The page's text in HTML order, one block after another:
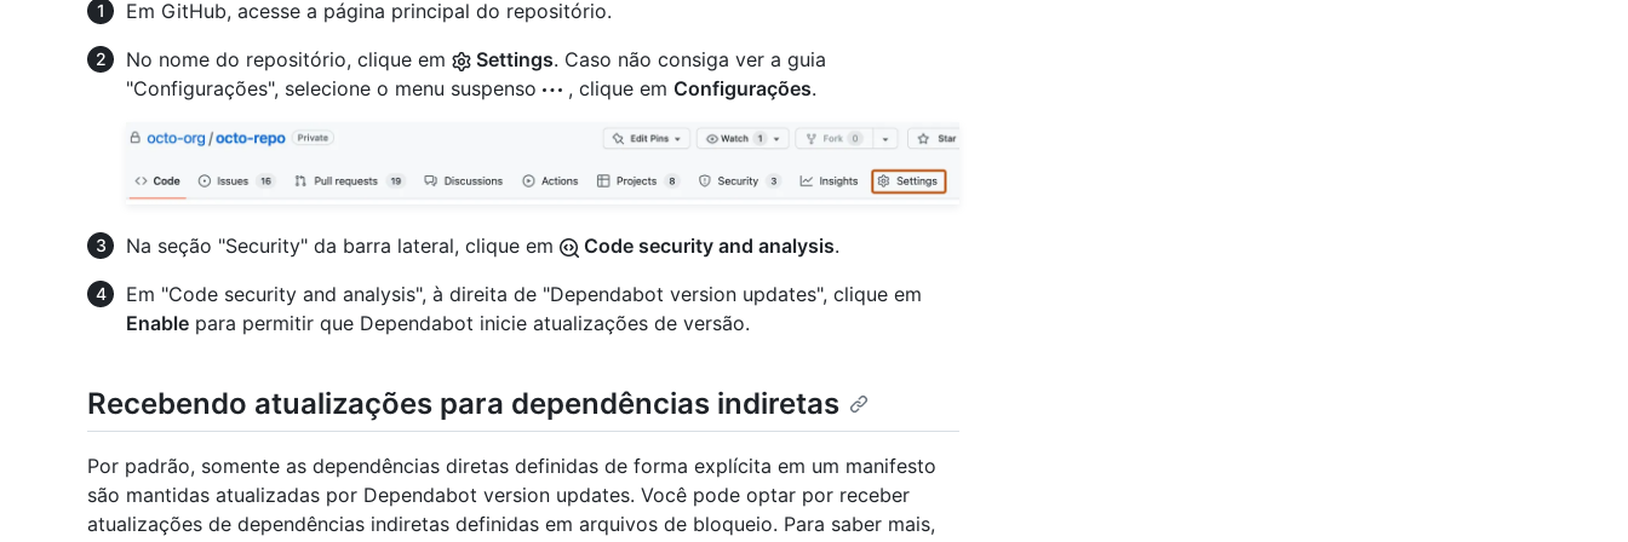
Em GitHub, acesse a página principal do repositório.
No nome do repositório, clique em
Settings. Caso não consiga ver a guia
"Configurações", selecione o menu suspenso
, clique em Configurações.
Na seção "Security" da barra lateral, clique em Code security and analysis.
Em "Code security and analysis", à direita de "Dependabot version updates", clique em
Enable para permitir que Dependabot inicie atualizações de versão.
Recebendo atualizações para dependências indiretas
Por padrão, somente as dependências diretas definidas de forma explícita em um manifesto
são mantidas atualizadas por Dependabot version updates. Você pode optar por receber
atualizações de dependências indiretas definidas em arquivos de bloqueio. Para saber mais,